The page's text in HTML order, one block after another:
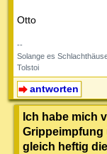
Otto
--
Solange es
Tolstoi
antworten
Ich habe mich
Grippeimpfung
gleich heftig